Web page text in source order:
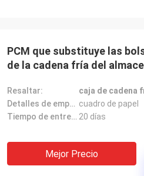
PCM que substituye las
de la cadena fría del
Resaltar: caja de cadena
Detalles de empaquetado: cuadro de papel
Tiempo de entrega: 20 días
Mejor Precio